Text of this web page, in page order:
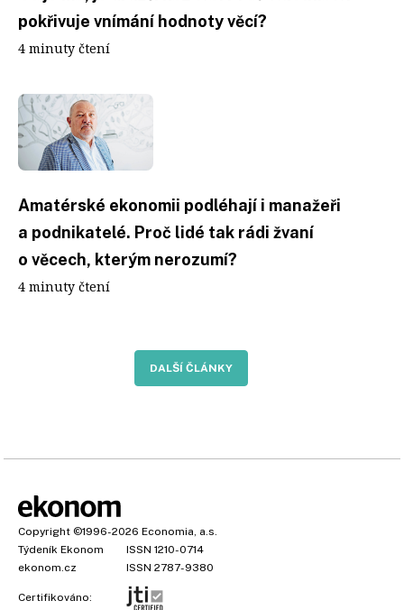
pokřivuje vnímání hodnoty věcí?
4 minuty čtení
Amatérské ekonomii podléhají i manažeři
a podnikatelé. Proč lidé tak rádi žvaní
o věcech, kterým nerozumí?
4 minuty čtení
DALŠÍ ČLÁNKY
Copyright ©1996-2026 Economia, a.s.
Týdeník Ekonom
ISSN 1210-0714
ekonom.cz
ISSN 2787-9380
Certifikováno: